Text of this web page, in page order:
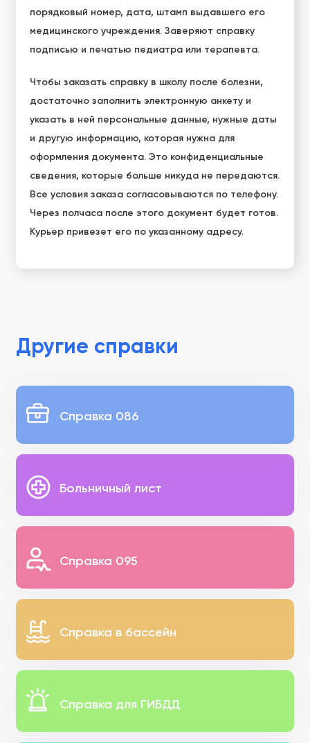
порядковый номер, дата, штамп выдавшего его
медицинского учреждения. Заверяют справку
подписью и печатью педиатра или терапевта.
Чтобы заказать справку в школу после болезни,
достаточно заполнить электронную анкету и
указать в ней персональные данные, нужные даты
и другую информацию, которая нужна для
оформления документа. Это конфиденциальные
сведения, которые больше никуда не передаются.
Все условия заказа согласовываются по телефону.
Через полчаса после этого документ будет готов.
Курьер привезет его по указанному адресу.
Другие справки
Справка 086
Больничный лист
Справка 095
Справка в бассейн
Справка для ГИБДД